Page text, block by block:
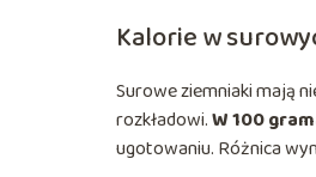
Kalorie w
Surowe ziemniaki mają
rozkładowi.W 100
ugotowaniu. Różnica